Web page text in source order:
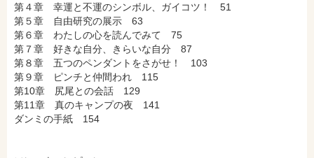
第４章 幸運と不運のシンボル、ガイコツ！ 51
第５章 自由研究の展示 63
第６章 わたしの心を読んでみて 75
第７章 好きな自分、きらいな自分 87
第８章 五つのペンダントをさがせ！ 103
第９章 ピンチと仲間われ 115
第10章 尻尾との会話 129
第11章 真のキャンプの夜 141
ダンミの手紙 154